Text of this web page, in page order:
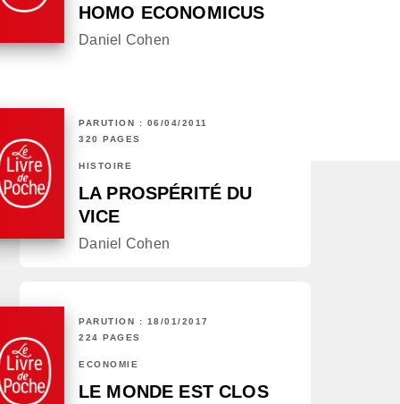
HOMO ECONOMICUS
Daniel Cohen
PARUTION : 06/04/2011
320 PAGES
HISTOIRE
LA PROSPÉRITÉ DU
VICE
Daniel Cohen
PARUTION : 18/01/2017
224 PAGES
ECONOMIE
LE MONDE EST CLOS